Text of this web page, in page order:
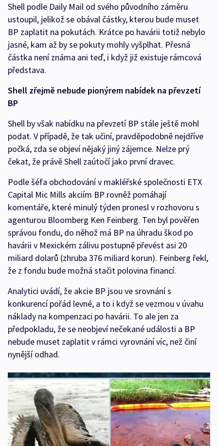
Shell podle Daily Mail od svého původního záměru
ustoupil, jelikož se obával částky, kterou bude muset
BP zaplatit na pokutách. Krátce po havárii totiž nebylo
jasné, kam až by se pokuty mohly vyšplhat. Přesná
částka není známa ani teď, i když již existuje rámcová
představa.
Shell zřejmě nebude pionýrem nabídek na převzetí
BP
Shell by však nabídku na převzetí BP stále ještě mohl
podat. V případě, že tak učiní, pravděpodobně nejdříve
počká, zda se objeví nějaký jiný zájemce. Nelze prý
čekat, že právě Shell zaútočí jako první dravec.
Podle šéfa obchodování v makléřské společnosti ETX
Capital Mic Mills akciím BP rovněž pomáhají
komentáře, které minulý týden pronesl v rozhovoru s
agenturou Bloomberg Ken Feinberg. Ten byl pověřen
správou fondu, do něhož má BP na úhradu škod po
havárii v Mexickém zálivu postupně převést asi 20
miliard dolarů (zhruba 376 miliard korun). Feinberg řekl,
že z fondu bude možná stačit polovina financí.
Analytici uvádí, že akcie BP jsou ve srovnání s
konkurencí pořád levné, a to i když se vezmou v úvahu
náklady na kompenzaci po havárii. To ale jen za
předpokladu, že se neobjeví nečekané události a BP
nebude muset zaplatit v rámci vyrovnání víc, než činí
nynější odhad.